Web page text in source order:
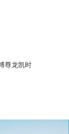
尊龙凯时